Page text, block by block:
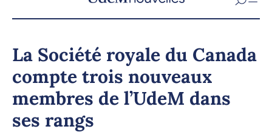
La Société royale du Canada
compte trois nouveaux
membres de l’UdeM dans
ses rangs